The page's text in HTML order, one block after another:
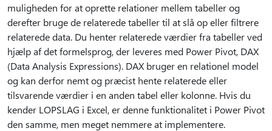
muligheden for at oprette relationer mellem tabeller og
derefter bruge de relaterede tabeller til at slå op eller filtrere
relaterede data. Du henter relaterede værdier fra tabeller ved
hjælp af det formelsprog, der leveres med Power Pivot, DAX
(Data Analysis Expressions). DAX bruger en relationel model
og kan derfor nemt og præcist hente relaterede eller
tilsvarende værdier i en anden tabel eller kolonne. Hvis du
kender LOPSLAG i Excel, er denne funktionalitet i Power Pivot
den samme, men meget nemmere at implementere.